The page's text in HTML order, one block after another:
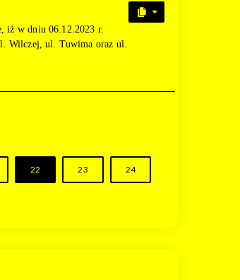
iż w dniu 06.12.2023 r.
Wilczej, ul. Tuwima oraz ul.
22 23 24